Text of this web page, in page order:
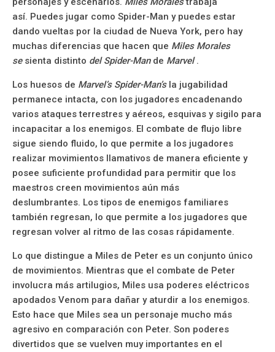
así. Puedes jugar como Spider-Man y puedes estar
dando vueltas por la ciudad de Nueva York, pero hay
muchas diferencias que hacen que Miles Morales
sesienta distinto del Spider-Mande Marvel.
Los huesos de Marvel’s Spider-Man’sla jugabilidad
permanece intacta, con los jugadores encadenando
varios ataques terrestres y aéreos, esquivas y sigilo para
incapacitar a los enemigos. El combate de flujo libre
sigue siendo fluido, lo que permite a los jugadores
realizar movimientos llamativos de manera eficiente y
posee suficiente profundidad para permitir que los
maestros creen movimientos aún más
deslumbrantes. Los tipos de enemigos familiares
también regresan, lo que permite a los jugadores que
regresan volver al ritmo de las cosas rápidamente.
Lo que distingue a Miles de Peter es un conjunto único
de movimientos. Mientras que el combate de Peter
involucra más artilugios, Miles usa poderes eléctricos
apodados Venom para dañar y aturdir a los enemigos.
Esto hace que Miles sea un personaje mucho más
agresivo en comparación con Peter. Son poderes
divertidos que se vuelven muy importantes en el